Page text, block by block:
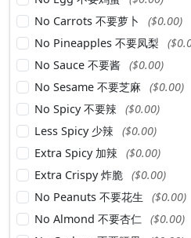
No Carrots 不要萝卜
($0.00)
No Pineapples 不要凤梨
No Sauce 不要酱 ($0.00)
No Sesame 不要芝麻
($0.00)
No Spicy 不要辣
($0.00)
Less Spicy 少辣
($0.00)
Extra Spicy 加辣
($0.00)
Extra Crispy 炸脆 ($0.00)
No Peanuts 不要花生
($0.00)
No Almond 不要杏仁 ($0.00)